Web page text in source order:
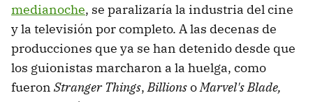
medianoche, se paralizaría la industria del cine
y la televisión por completo. A las decenas de
producciones que ya se han detenido desde que
los guionistas marcharon a la huelga, como
fueron Stranger Things,BillionsoMarvel's Blade,